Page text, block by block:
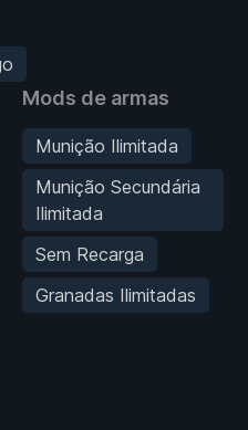
Mods de armas
Munição Ilimitada
Munição Secundária
Ilimitada
Sem Recarga
Granadas Ilimitadas